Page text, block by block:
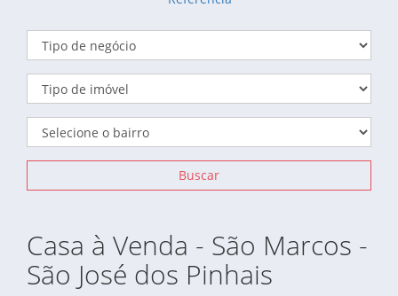
Buscar
Casa à Venda - São Marcos -
São José dos Pinhais